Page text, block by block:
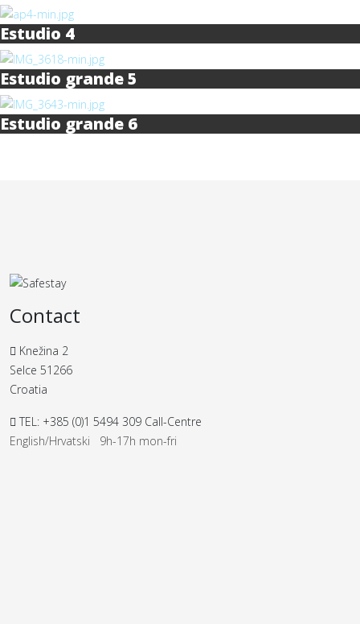
Estudio 4
Estudio grande 5
Estudio grande 6
Contact
Knežina 2
Selce 51266
Croatia
TEL: +385 (0)1 5494 309 Call-Centre
English/Hrvatski 9h-17h mon-fri